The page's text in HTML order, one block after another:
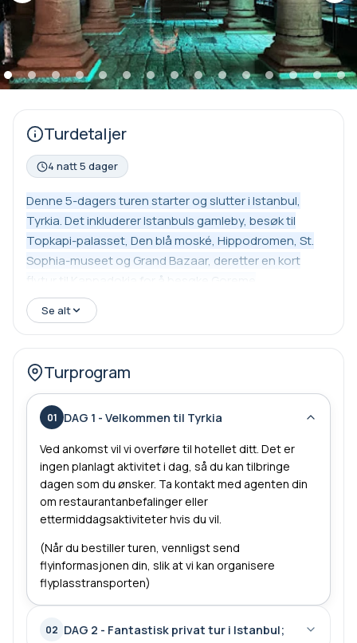
Turdetaljer
4 natt 5 dager
Denne 5-dagers turen starter og slutter i Istanbul,
Tyrkia. Det inkluderer Istanbuls gamleby, besøk til
Topkapi-palasset, Den blå moské, Hippodromen, St.
Sophia-museet og Grand Bazaar, deretter en kort
flytur til Kappadokia for å besøke Goreme
friluftsmuseum, Uchisar Castle, Devrent Valley og fe-
skorsteinene.
Se alt
Turprogram
01 DAG 1 - Velkommen til Tyrkia
Ved ankomst vil vi overføre til hotellet ditt. Det er
ingen planlagt aktivitet i dag, så du kan tilbringe
dagen som du ønsker. Ta kontakt med agenten din
om restaurantanbefalinger eller
ettermiddagsaktiviteter hvis du vil.
(Når du bestiller turen, vennligst send
flyinformasjonen din, slik at vi kan organisere
flyplasstransporten)
02 DAG 2 - Fantastisk privat tur i Istanbul;